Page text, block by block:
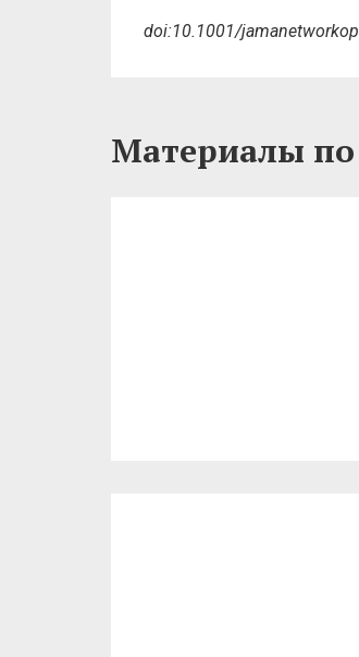
doi:10.1001/
Материалы